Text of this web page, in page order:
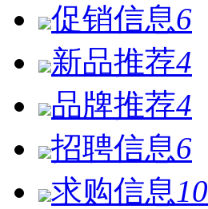
促销信息6
新品推荐4
品牌推荐4
招聘信息6
求购信息 10